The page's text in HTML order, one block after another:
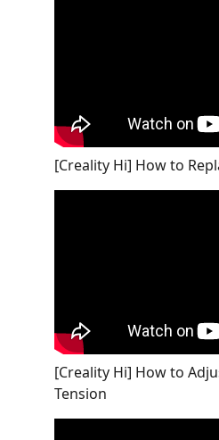
[Creality Hi] How to
[Creality Hi] How to
Tension